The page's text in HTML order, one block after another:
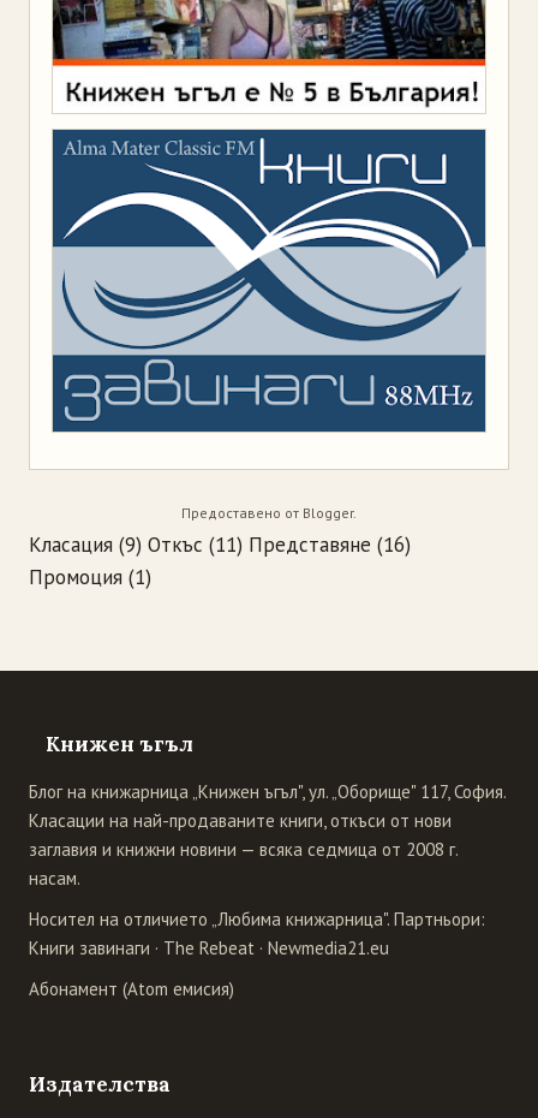
Предоставено от Blogger.
Класация (9) Откъс (11) Представяне (16)
Промоция (1)
Книжен ъгъл
Блог на книжарница „Книжен ъгъл", ул. „Оборище" 117, София.
Класации на най-продаваните книги, откъси от нови
заглавия и книжни новини — всяка седмица от 2008 г.
насам.
Носител на отличието „Любима книжарница". Партньори:
Книги завинаги · The Rebeat · Newmedia21.eu
Абонамент (Atom емисия)
Издателства